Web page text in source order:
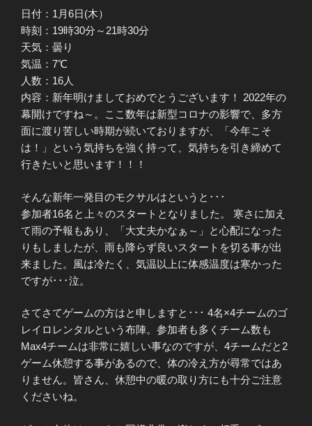
日付：1月6日(木）
時刻：19時30分～21時30分
天気：曇り
気温：7℃
人数：16人
内容：新年明けましておめでとうございます！ 2022年の
幕開けですね～。ここ数年は新型コロナの影響で、多方
面に渡り苦しい時期が続いておりますが、「今年こそ
は！」という気持ちを強く持って、気持ちを引き締めて
行きたいと思います！！！
そんな新年一発目のモクサルはというと･･･
参加者16名と上々のスタートとなりました。 寒さに加え
て雨の予報もあり、「大丈夫かなぁ～」と心配になった
りもしましたが、雨も降らず良いスタートを切る事が出
来ました。風は冷たく、気温以上に体感温度は寒かった
ですが･･･泣。
さてさてゲームの方はと申しますと･･･ 4名×4チームのゴ
レイロレンタルという布陣。参加者も多くチーム数も
Max4チームは非常に嬉しい事なのですが、4チームだと2
ゲーム休憩する事があるので、体の冷え方が尋常ではあ
りません。皆さん、休憩中の暖の取り方にも十分ご注意
くださいね。